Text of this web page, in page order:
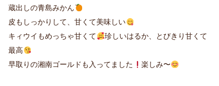
み
購
者
蔵出しの青島みかん
皮もしっかりして、甘くて美味しい
キィウイもめっちゃ甘くて
珍しいはるか、とびきり甘くて
最高
早取りの湘南ゴールドも入ってました
楽しみ〜